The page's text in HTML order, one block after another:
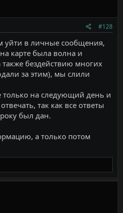
#128
уйти в личные сообщения,
карте была волна и
также бездействию многих
за этим), мы слили
на следующий день и
так как все ответы
был дан.
а только потом